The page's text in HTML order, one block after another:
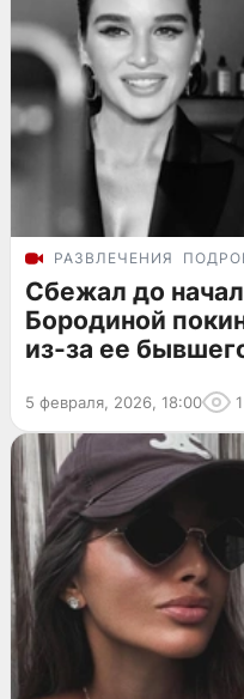
РАЗВЛЕЧЕНИЯ
Сбежал до
Бородиной
из-за ее
5 февраля, 2026, 18:00